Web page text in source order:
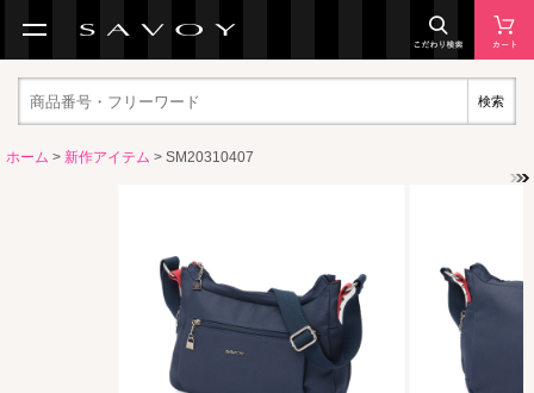
検索
ホーム > 新作アイテム > SM20310407